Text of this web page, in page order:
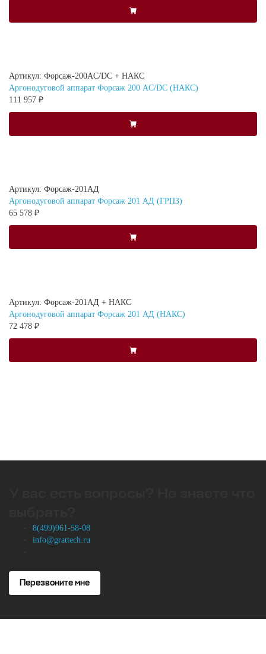
Артикул: Форсаж-200AC/DC + НАКС
Аргонодуговой аппарат Форсаж 200 AC/DC (НАКС)
111 957 ₽
Артикул: Форсаж-201АД
Аргонодуговой аппарат Форсаж 201 АД (ГРПЗ)
65 578 ₽
Артикул: Форсаж-201АД + НАКС
Аргонодуговой аппарат Форсаж 201 АД (НАКС)
72 478 ₽
8(499)961-58-08
info@grattech.ru
Перезвоните мне